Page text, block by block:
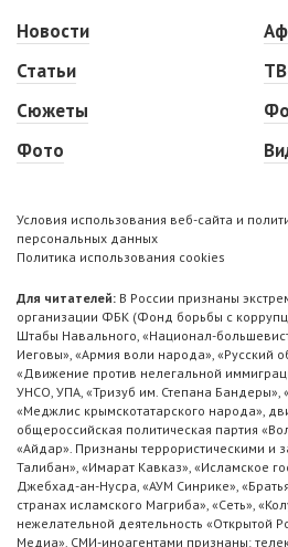
Новости
Статьи
Сюжеты
Фото
Условия использования веб-сайта и
персональных данных
Политика использования cookies
Для читателей: В России признаны
организации ФБК (Фонд борьбы с
Штабы Навального, «Национал-
Иеговы», «Армия воли народа», «Русский
«Движение против нелегальной
УНСО, УПА, «Тризуб им. Степана Бандеры»,
«Меджлис крымскотатарского народа»,
общероссийская политическая партия
«Айдар». Признаны террористическими
Талибан», «Имарат Кавказ», «Исламское
Джебхад-ан-Нусра, «АУМ Синрике»,
странах исламского Магриба», «Сеть»,
нежелательной деятельность «Открытой
Медиа». СМИ-иноагентами признаны: